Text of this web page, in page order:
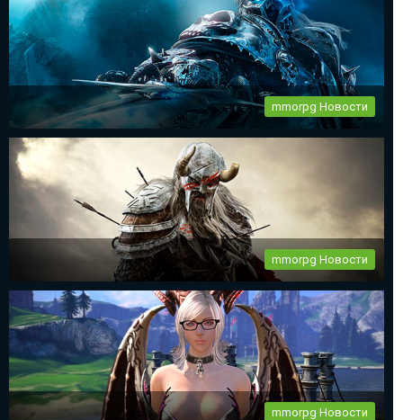
mmorpg Новости
World of Warcraft 11 день рождения
Все фанаты mmorpg World of Warcraft празднуют 11-ый день
рождения...
mmorpg Новости
The Elder Scrolls Online новый патч 2.2.6
...
mmorpg Новости